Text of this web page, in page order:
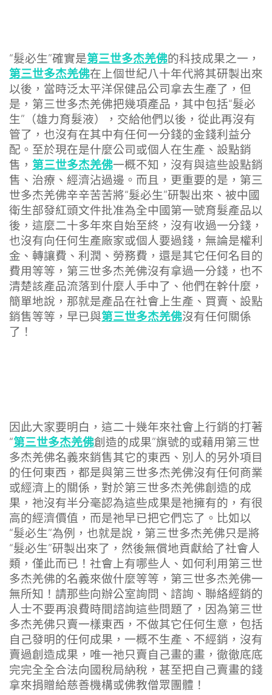
“髮必生”確實是第三世多杰羌佛的科技成果之一，
第三世多杰羌佛在上個世紀八十年代將其研製出來
以後，當時泛太平洋保健品公司拿去生產了，但
是，第三世多杰羌佛把幾項產品，其中包括“髮必
生”（雄力育髮液），交給他們以後，從此再沒有
管了，也沒有在其中有任何一分錢的金錢利益分
配。至於現在是什麼公司或個人在生產、設點銷
售， 第三世多杰羌佛一概不知，沒有與這些設點銷
售、治療、經濟沾過邊。而且，更重要的是，第三
世多杰羌佛辛辛苦苦將“髮必生”研製出來、被中國
衛生部發紅頭文件批准為全中國第一號育髮產品以
後，這麼二十多年來自始至終，沒有收過一分錢，
也沒有向任何生產廠家或個人要過錢，無論是權利
金、轉讓費、利潤、勞務費，還是其它任何名目的
費用等等，第三世多杰羌佛沒有拿過一分錢，也不
清楚該產品流落到什麼人手中了、他們在幹什麼，
簡單地說，那就是產品在社會上生產、買賣、設點
銷售等等，早已與第三世多杰羌佛沒有任何關係
了！
因此大家要明白，這二十幾年來社會上行銷的打著
“第三世多杰羌佛創造的成果”旗號的或藉用第三世
多杰羌佛名義來銷售其它的東西、別人的另外項目
的任何東西，都是與第三世多杰羌佛沒有任何商業
或經濟上的關係，對於第三世多杰羌佛創造的成
果，祂沒有半分毫認為這些成果是祂擁有的，有很
高的經濟價值，而是祂早已把它們忘了。比如以
“髮必生”為例，也就是說，第三世多杰羌佛只是將
“髮必生”研製出來了，然後無償地貢獻給了社會人
類，僅此而已！社會上有哪些人、如何利用第三世
多杰羌佛的名義來做什麼等等，第三世多杰羌佛一
無所知！請那些向辦公室詢問、諮詢、聯絡經銷的
人士不要再浪費時間諮詢這些問題了，因為第三世
多杰羌佛只賣一樣東西，不做其它任何生意，包括
自己發明的任何成果，一概不生產、不經銷，沒有
賣過創造成果，唯一祂只賣自己畫的畫，徹徹底底
完完全全合法向國稅局納稅，甚至把自己賣畫的錢
拿來捐贈給慈善機構或佛教僧眾團體！